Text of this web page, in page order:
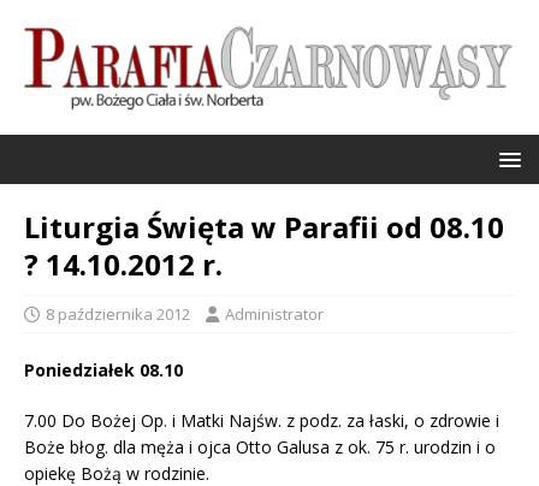
Liturgia Święta w Parafii od 08.10
? 14.10.2012 r.
8 października 2012 Administrator
Poniedziałek 08.10
7.00 Do Bożej Op. i Matki Najśw. z podz. za łaski, o zdrowie i
Boże błog. dla męża i ojca Otto Galusa z ok. 75 r. urodzin i o
opiekę Bożą w rodzinie.